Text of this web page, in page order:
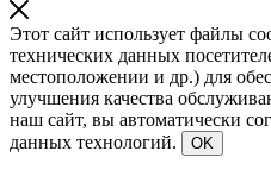
Этот сайт использует файлы
технических данных
местоположении и др.) для
улучшения качества
наш сайт, вы автоматически
данных технологий.
OK